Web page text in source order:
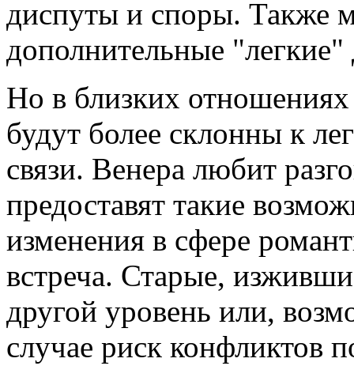
диспуты и споры. Также
дополнительные "легкие"
Но в близких
будут более склонны к
связи. Венера любит
предоставят такие
изменения в сфере
встреча. Старые,
другой уровень или,
случае риск конфликтов